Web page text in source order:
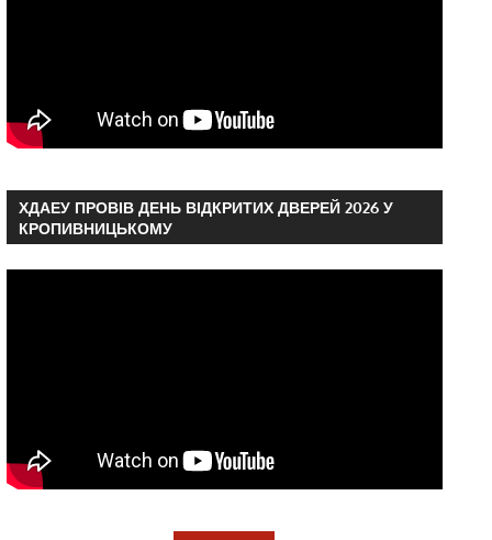
ХДАЕУ ПРОВІВ ДЕНЬ ВІДКРИТИХ ДВЕРЕЙ 2026 У
КРОПИВНИЦЬКОМУ